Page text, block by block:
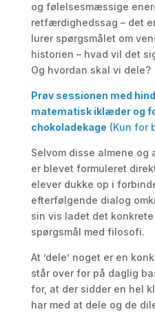
og følelsesmæssige
retfærdighedssag – det
lurer spørgsmålet om
historien – hvad vil det
Og hvordan skal vi dele?
Prøv sessionen med
matematisk iklæder og
chokoladekage (Kun for
Selvom disse almene og
er blevet formuleret
elever dukke op i
efterfølgende dialog
sin vis ladet det
spørgsmål med filosofi.
At ’dele’ noget er en
står over for på daglig
for, at der sidder en hel
har med at dele og de